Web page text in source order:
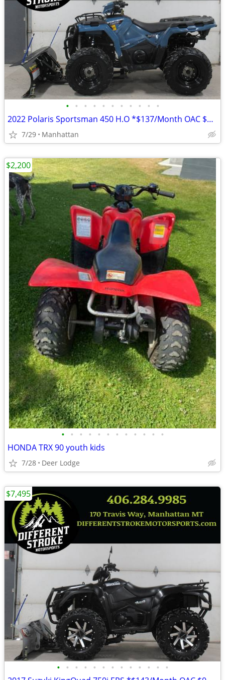
• • • • • • • • • • •
2022 Polaris Sportsman 450 H.O *$137/Month OAC $0 Down* *New Snowplow*
7/29 Manhattan
• • • • • • • • • • • •
HONDA TRX 90 youth kids
7/28 Deer Lodge
$2,200
• • • • • • • • • • • • •
$7,495